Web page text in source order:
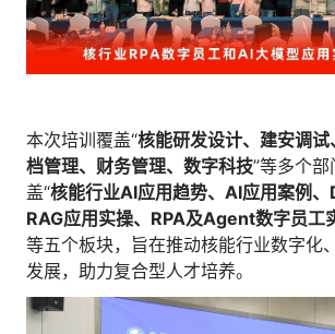
智能票据 | 自动报税 | 自动存单 | 智能审计
本次培训覆盖“核能研发设计、建安调
档管理、财务管理、数字科技”等多个
盖“核能行业AI应用趋势、AI应用案例
RAG应用实操、RPA及Agent数字员工
等五个板块，旨在推动核能行业数字化
发展，助力复合型人才培养。